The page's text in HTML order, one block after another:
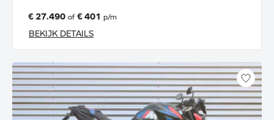
€ 27.490 of € 401 p/m
BEKIJK DETAILS